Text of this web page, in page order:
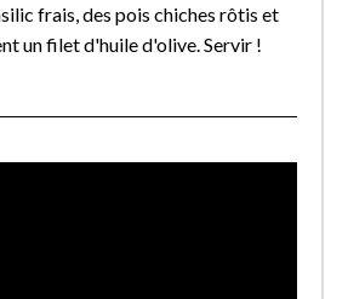
frais, des pois chiches rôtis et
un filet d'huile d'olive. Servir !